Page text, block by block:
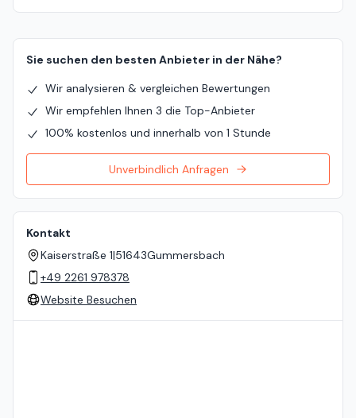
Sie suchen den besten Anbieter in der Nähe?
Wir analysieren & vergleichen Bewertungen
Wir empfehlen Ihnen 3 die Top-Anbieter
100% kostenlos und innerhalb von 1 Stunde
Unverbindlich Anfragen
Kontakt
Kaiserstraße 1|51643Gummersbach
+49 2261 978378
Website Besuchen